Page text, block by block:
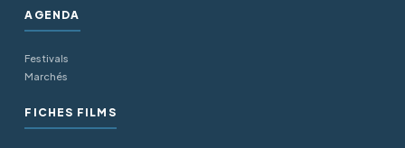
AGENDA
Festivals
Marchés
FICHES FILMS